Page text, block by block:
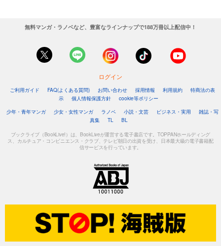
無料マンガ・ラノベなど、豊富なラインナップで188万冊以上配信中！
ログイン
ご利用ガイド FAQ(よくある質問) お問い合わせ 採用情報 利用規約
特商法の表
示
個人情報保護方針
cookie等ポリシー
少年・青年マンガ
少女・女性マンガ ラノベ 小説・文芸 ビジネス・実用
雑誌・写
真集
TL BL
ブックライブ（BookLive!）は、BookLiveが運営する電子書店です。TOPPANホールディング
ス、カルチュア・コンビニエンス・クラブ、テレビ朝日の出資を受け、日本最大級の電子書籍配
信サービスを行っています。